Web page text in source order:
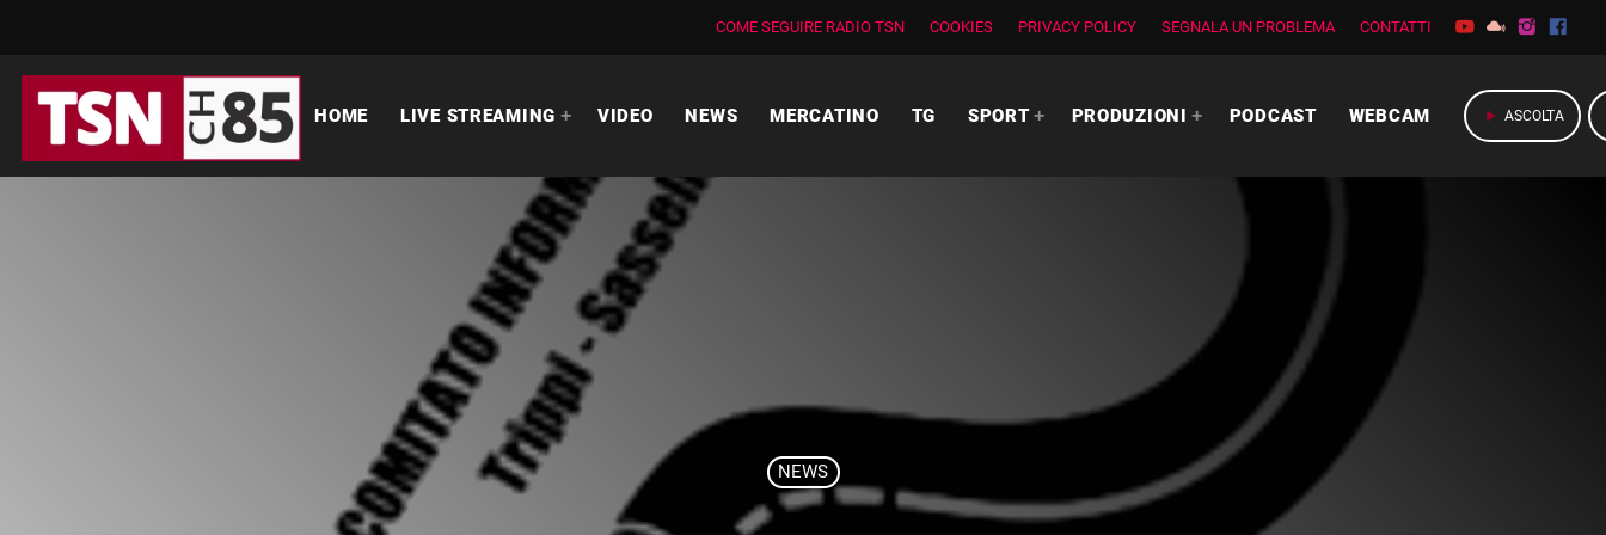
COME SEGUIRE RADIO TSN COOKIES PRIVACY POLICY SEGNALA UN PROBLEMA CONTATTI
HOME LIVE STREAMING VIDEO NEWS MERCATINO TG SPORT PRODUZIONI PODCAST WEBCAM play_arrow ASCOLTA
NEWS